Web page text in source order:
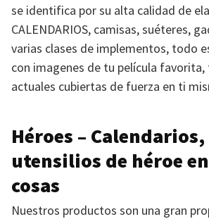
se identifica por su alta calidad de
CALENDARIOS, camisas, suéteres,
varias clases de implementos, todo
con imagenes de tu película
actuales cubiertas de fuerza en ti
Héroes –
utensilios de héroe
cosas
Nuestros productos son una gran